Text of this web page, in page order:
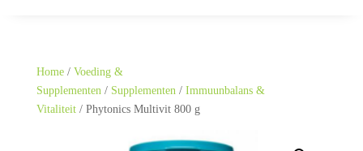
Home/ Voeding &
Supplementen/ Supplementen/ Immuunbalans &
Vitaliteit/ Phytonics Multivit 800 g